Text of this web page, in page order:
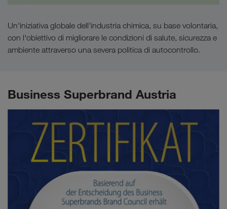
Un'iniziativa globale dell'industria chimica, su base volontaria,
con l'obiettivo di migliorare le condizioni di salute, sicurezza e
ambiente attraverso una severa politica di autocontrollo.
Business Superbrand Austria